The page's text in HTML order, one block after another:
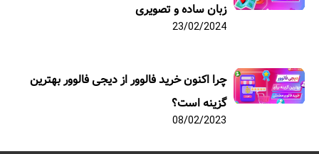
زبان ساده و تصویری
23/02/2024
چرا اکنون خرید فالوور از دیجی فالوور بهترین
گزینه است؟
08/02/2023